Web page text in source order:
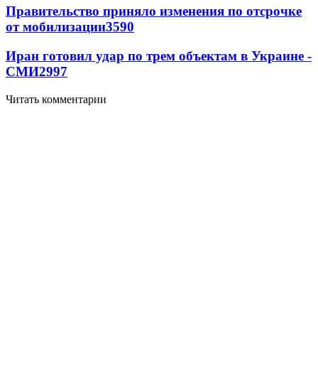
Правительство приняло изменения по отсрочке
от мобилизации3590
Иран готовил удар по трем объектам в Украине -
СМИ2997
Читать комментарии